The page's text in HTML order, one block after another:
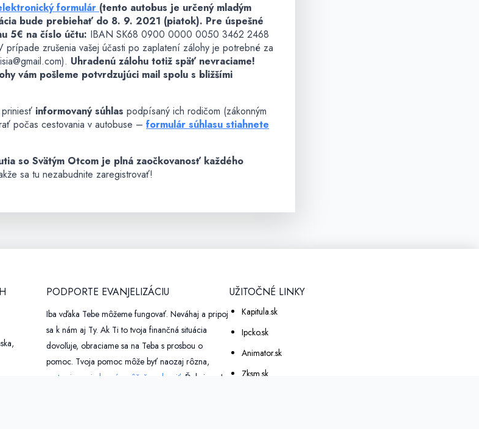
formulár (tento autobus je určený mladým
bude prebiehať do 8. 9. 2021 (piatok). Pre úspešné
5€ na číslo účtu: IBAN SK68 0900 0000 0050 3462 2468
prípade zrušenia vašej účasti po zaplatení zálohy je potrebné za
Uhradenú zálohu totiž späť nevraciame!
vám pošleme potvrdzujúci mail spolu s bližšími
informovaný súhlas podpísaný ich rodičom (zákonným
počas cestovania v autobuse – formulár súhlasu stiahnete
so Svätým Otcom je plná zaočkovanosť každého
sa tu nezabudnite zaregistrovať!
PODPORTE EVANJELIZÁCIU
Iba vďaka Tebe môžeme fungovať. Neváhaj a pripoj
sa k nám aj Ty. Ak Ti to tvoja finančná situácia
dovoľuje, obraciame sa na Teba s prosbou o
pomoc. Tvoja pomoc môže byť naozaj rôzna,
preto si pozri ako nás môžeš podporiť. Ďakujeme!
UŽITOČNÉ LINKY
Kapitula.sk
Ipcko.sk
Animator.sk
Zksm.sk